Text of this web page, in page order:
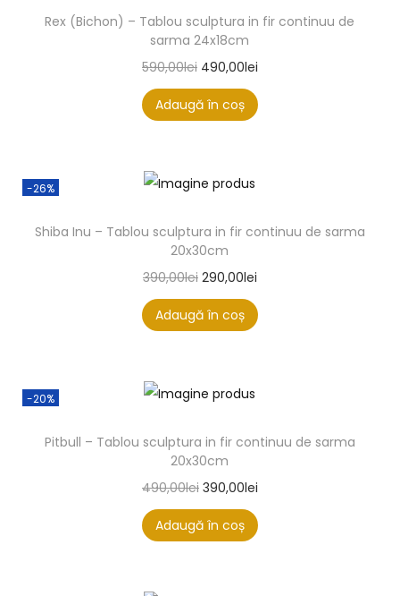
Rex (Bichon) – Tablou sculptura in fir continuu de
sarma 24x18cm
590,00lei 490,00lei
Adaugă în coș
-26%
Shiba Inu – Tablou sculptura in fir continuu de sarma
20x30cm
390,00lei 290,00lei
Adaugă în coș
-20%
Pitbull – Tablou sculptura in fir continuu de sarma
20x30cm
490,00lei 390,00lei
Adaugă în coș